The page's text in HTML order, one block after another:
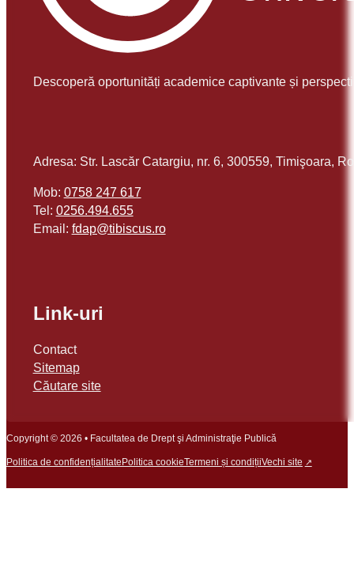
Descoperă oportunități academice captivante și
Adresa: Str. Lascăr Catargiu, nr. 6, 300559, Timişoara,
Mob: 0758 247 617
Tel: 0256.494.655
Email: or.sucsibit@padf
Link-uri
Contact
Sitemap
Căutare site
Copyright © 2026 • Facultatea de Drept şi Administraţie Publică
Politica de confidențialitatePolitica cookieTermeni și condițiiVechi site